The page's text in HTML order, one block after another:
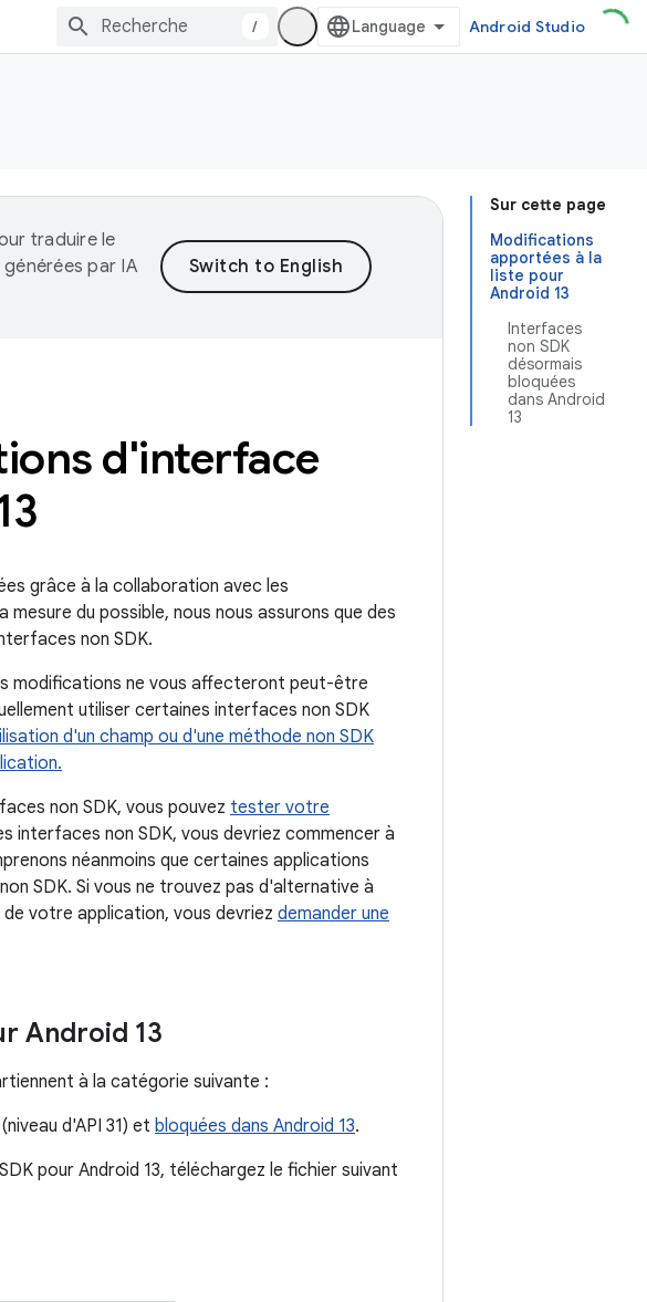
/ Android Studio
Sur cette page
Modifications
apportées à la
liste pour
Android 13
Interfaces
non SDK
désormais
bloquées
dans Android
13
traduire le
par IA
d'interface
grâce à la collaboration avec les
du possible, nous nous assurons que des
non SDK.
modifications ne vous affecteront peut-être
utiliser certaines interfaces non SDK
d'un champ ou d'une méthode non SDK
non SDK, vous pouvez tester votre
interfaces non SDK, vous devriez commencer à
néanmoins que certaines applications
SDK. Si vous ne trouvez pas d'alternative à
votre application, vous devriez demander une
Android 13
à la catégorie suivante :
d'API 31) et bloquées dans Android 13.
pour Android 13, téléchargez le fichier suivant